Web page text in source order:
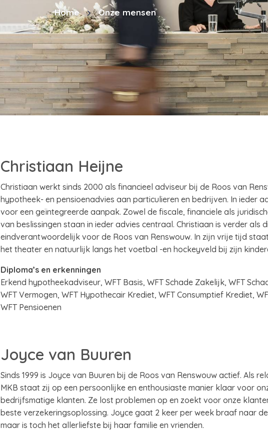
Home Onze mensen
Christiaan Heijne
Christiaan werkt sinds 2000 als financieel adviseur bij de Roos van
hypotheek- en pensioenadvies aan particulieren en bedrijven. In ieder
voor een geïntegreerde aanpak. Zowel de fiscale, financiele als
van beslissingen staan in ieder advies centraal. Christiaan is verder als
eindverantwoordelijk voor de Roos van Renswouw. In zijn vrije tijd
het theater en natuurlijk langs het voetbal -en hockeyveld bij zijn
Diploma’s en erkenningen
Erkend hypotheekadviseur, WFT Basis, WFT Schade Zakelijk, WFT
WFT Vermogen, WFT Hypothecair Krediet, WFT Consumptief Krediet,
WFT Pensioenen
Joyce van Buuren
Sinds 1999 is Joyce van Buuren bij de Roos van Renswouw actief. Als
MKB staat zij op een persoonlijke en enthousiaste manier klaar voor
bedrijfsmatige klanten. Ze lost problemen op en zoekt voor onze
beste verzekeringsoplossing. Joyce gaat 2 keer per week braaf naar
maar is toch het allerliefste bij haar familie en vrienden.